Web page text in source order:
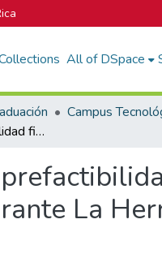
All of DSpace
Estudio de prefactibilidad financiera para la reapertura del Bar/Restaurante La Herradura de Oro, en San Rafael de Heredia
La